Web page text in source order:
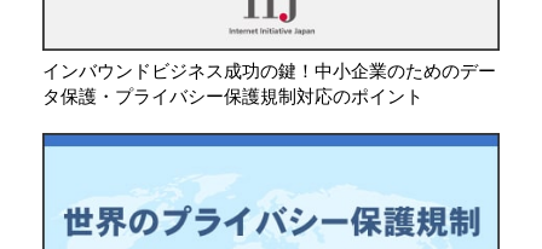
インバウンドビジネス成功の鍵！中小企業のためのデー
タ保護・プライバシー保護規制対応のポイント